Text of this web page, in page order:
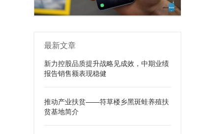
最新文章
新力控股品质提升战略见成效，中期业绩
报告销售额表现稳健
推动产业扶贫——符草楼乡黑斑蛙养殖扶
贫基地简介